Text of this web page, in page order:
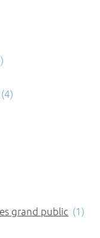
(4)
grand public (1)